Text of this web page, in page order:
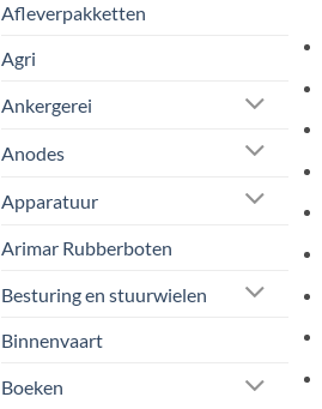
Afleverpakketten
Agri
Ankergerei
Anodes
Apparatuur
Arimar Rubberboten
Besturing en stuurwielen
Binnenvaart
Boeken